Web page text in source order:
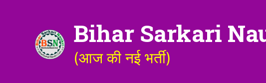
Bihar Sarkari
(आज की नई भर्ती)